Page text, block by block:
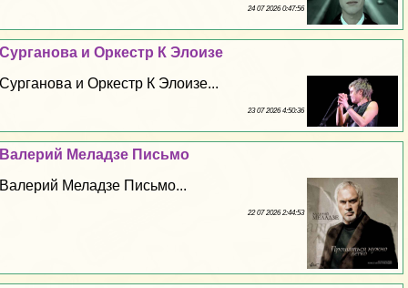
24 07 2026 0:47:56
Сурганова и Оркестр К Элоизе
Сурганова и Оркестр К Элоизе...
23 07 2026 4:50:36
Валерий Меладзе Письмо
Валерий Меладзе Письмо...
22 07 2026 2:44:53